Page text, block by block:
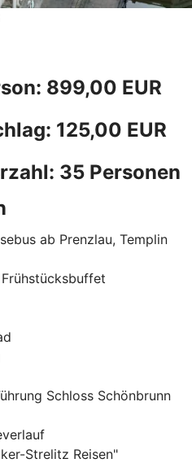
899,00 EUR
125,00 EUR
35 Personen
ab Prenzlau, Templin
Schloss Schönbrunn
Strelitz Reisen"